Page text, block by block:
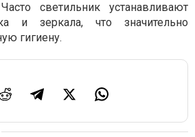
светильник устанавливают
и зеркала, что значительно
гигиену.